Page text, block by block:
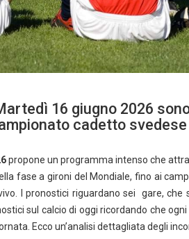
16 giugno 2026
cadetto svedese
propone un programma intenso che
fase a gironi del Mondiale, fino ai
I pronostici riguardano sei gare,
sul calcio di oggi ricordando che
Ecco un’analisi dettagliata degli